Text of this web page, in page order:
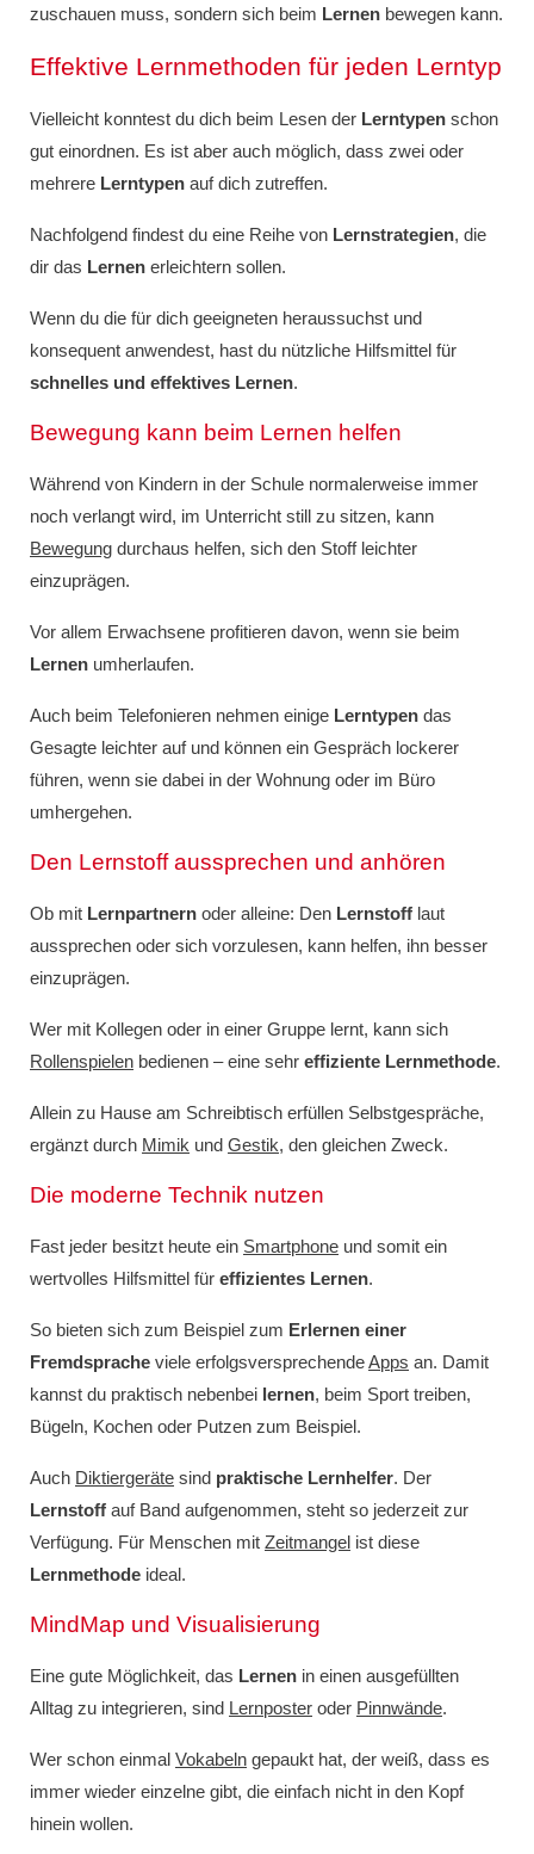
zuschauen muss, sondern sich beim Lernen bewegen kann.
Effektive Lernmethoden für jeden Lerntyp
Vielleicht konntest du dich beim Lesen der Lerntypen schon
gut einordnen. Es ist aber auch möglich, dass zwei oder
mehrere Lerntypen auf dich zutreffen.
Nachfolgend findest du eine Reihe von Lernstrategien, die
dir das Lernen erleichtern sollen.
Wenn du die für dich geeigneten heraussuchst und
konsequent anwendest, hast du nützliche Hilfsmittel für
schnelles und effektives Lernen.
Bewegung kann beim Lernen helfen
Während von Kindern in der Schule normalerweise immer
noch verlangt wird, im Unterricht still zu sitzen, kann
Bewegung durchaus helfen, sich den Stoff leichter
einzuprägen.
Vor allem Erwachsene profitieren davon, wenn sie beim
Lernen umherlaufen.
Auch beim Telefonieren nehmen einige Lerntypen das
Gesagte leichter auf und können ein Gespräch lockerer
führen, wenn sie dabei in der Wohnung oder im Büro
umhergehen.
Den Lernstoff aussprechen und anhören
Ob mit Lernpartnern oder alleine: Den Lernstoff laut
aussprechen oder sich vorzulesen, kann helfen, ihn besser
einzuprägen.
Wer mit Kollegen oder in einer Gruppe lernt, kann sich
Rollenspielen bedienen – eine sehr effiziente Lernmethode.
Allein zu Hause am Schreibtisch erfüllen Selbstgespräche,
ergänzt durch Mimik und Gestik, den gleichen Zweck.
Die moderne Technik nutzen
Fast jeder besitzt heute ein Smartphone und somit ein
wertvolles Hilfsmittel für effizientes Lernen.
So bieten sich zum Beispiel zum Erlernen einer
Fremdsprache viele erfolgsversprechendeApps an. Damit
kannst du praktisch nebenbei lernen, beim Sport treiben,
Bügeln, Kochen oder Putzen zum Beispiel.
Auch Diktiergeräte sind praktische Lernhelfer. Der
Lernstoff auf Band aufgenommen, steht so jederzeit zur
Verfügung. Für Menschen mit Zeitmangel ist diese
Lernmethode ideal.
MindMap und Visualisierung
Eine gute Möglichkeit, das Lernen in einen ausgefüllten
Alltag zu integrieren, sind Lernposter oder Pinnwände.
Wer schon einmal Vokabeln gepaukt hat, der weiß, dass es
immer wieder einzelne gibt, die einfach nicht in den Kopf
hinein wollen.